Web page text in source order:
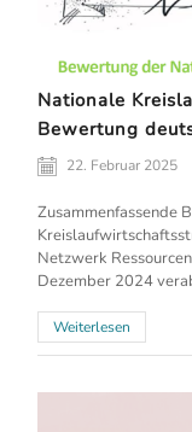
Nationale
Bewertung
22. Februar 2025
Zusammenfassende
Netzwerk
Dezember 2024
Weiterlesen